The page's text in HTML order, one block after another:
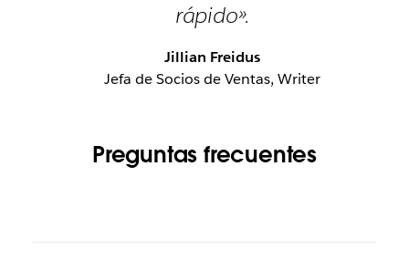
rápido».
Jillian Freidus
Jefa de Socios de Ventas, Writer
Preguntas frecuentes